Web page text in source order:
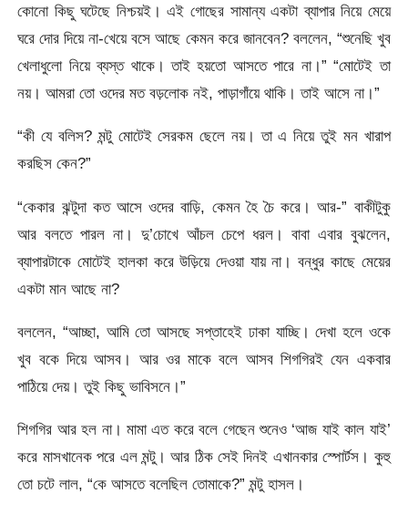
কোনো কিছু ঘটেছে নিশ্চয়ই। এই গোছের সামান্য একটা ব্যাপার নিয়ে মেয়ে
ঘরে দোর দিয়ে না-খেয়ে বসে আছে কেমন করে জানবেন? বললেন, “শুনেছি খুব
খেলাধুলো নিয়ে ব্যস্ত থাকে। তাই হয়তো আসতে পারে না।” “মোটেই তা
নয়। আমরা তো ওদের মত বড়লোক নই, পাড়াগাঁয়ে থাকি। তাই আসে না।”
“কী যে বলিস? মন্টু মোটেই সেরকম ছেলে নয়। তা এ নিয়ে তুই মন খারাপ
করছিস কেন?”
“কেকার ঝন্টুদা কত আসে ওদের বাড়ি, কেমন হৈ চৈ করে। আর-” বাকীটুকু
আর বলতে পারল না। দু’চোখে আঁচল চেপে ধরল। বাবা এবার বুঝলেন,
ব্যাপারটাকে মোটেই হালকা করে উড়িয়ে দেওয়া যায় না। বন্ধুর কাছে মেয়ের
একটা মান আছে না?
বললেন, “আচ্ছা, আমি তো আসছে সপ্তাহেই ঢাকা যাচ্ছি। দেখা হলে ওকে
খুব বকে দিয়ে আসব। আর ওর মাকে বলে আসব শিগগিরই যেন একবার
পাঠিয়ে দেয়। তুই কিছু ভাবিসনে।”
শিগগির আর হল না। মামা এত করে বলে গেছেন শুনেও ‘আজ যাই কাল যাই’
করে মাসখানেক পরে এল মন্টু। আর ঠিক সেই দিনই এখানকার স্পোর্টস। কুহু
তো চটে লাল, “কে আসতে বলেছিল তোমাকে?” মন্টু হাসল।